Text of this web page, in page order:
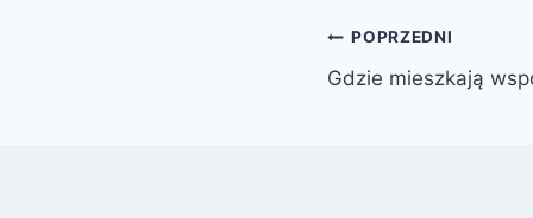
Nawigacja
wpisu
POPRZEDNI
Gdzie mieszkają